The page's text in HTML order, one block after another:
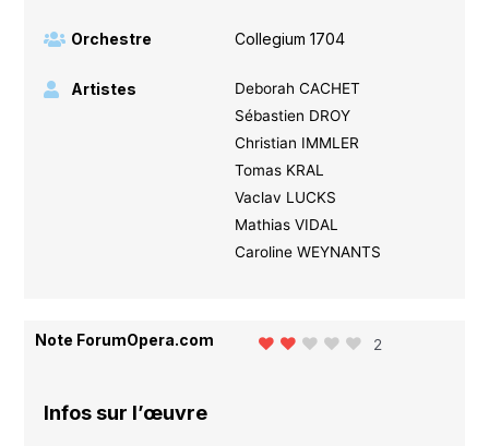
Orchestre Collegium 1704
Artistes
Deborah CACHET
Sébastien DROY
Christian IMMLER
Tomas KRAL
Vaclav LUCKS
Mathias VIDAL
Caroline WEYNANTS
Note ForumOpera.com 2
Infos sur l’œuvre